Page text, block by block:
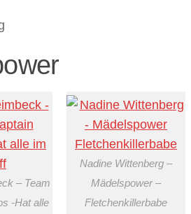
– Team
-Hat alle
Nadine Wittenberg –
Mädelspower –
Fletchenkillerbabe